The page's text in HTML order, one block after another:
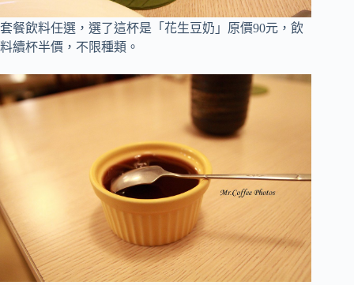
套餐飲料任選，選了這杯是「花生豆奶」原價90元 ， 飲
料續杯半價，不限種類 。